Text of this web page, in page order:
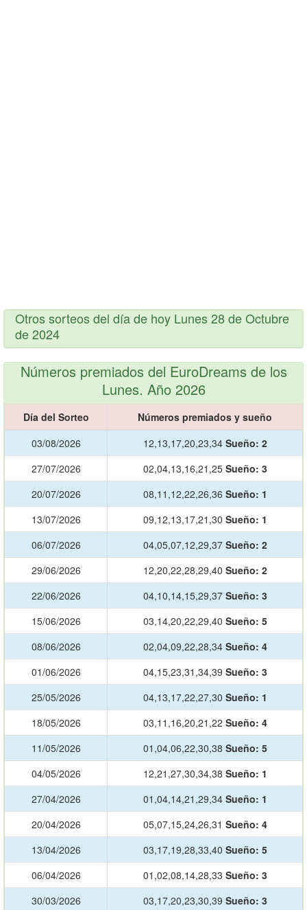
Otros sorteos del día de hoy Lunes 28 de Octubre
de 2024
Números premiados del EuroDreams de los
Lunes. Año 2026
Día del Sorteo
Números premiados y sueño
03/08/2026
12,13,17,20,23,34 Sueño: 2
27/07/2026
02,04,13,16,21,25 Sueño: 3
20/07/2026
08,11,12,22,26,36 Sueño: 1
13/07/2026
09,12,13,17,21,30 Sueño: 1
06/07/2026
04,05,07,12,29,37 Sueño: 2
29/06/2026
12,20,22,28,29,40 Sueño: 2
22/06/2026
04,10,14,15,29,37 Sueño: 3
15/06/2026
03,14,20,22,29,40 Sueño: 5
08/06/2026
02,04,09,22,28,34 Sueño: 4
01/06/2026
04,15,23,31,34,39 Sueño: 3
25/05/2026
04,13,17,22,27,30 Sueño: 1
18/05/2026
03,11,16,20,21,22 Sueño: 4
11/05/2026
01,04,06,22,30,38 Sueño: 5
04/05/2026
12,21,27,30,34,38 Sueño: 1
27/04/2026
01,04,14,21,29,34 Sueño: 1
20/04/2026
05,07,15,24,26,31 Sueño: 4
13/04/2026
03,17,19,28,33,40 Sueño: 5
06/04/2026
01,02,08,14,28,33 Sueño: 3
30/03/2026
03,17,20,23,30,39 Sueño: 3